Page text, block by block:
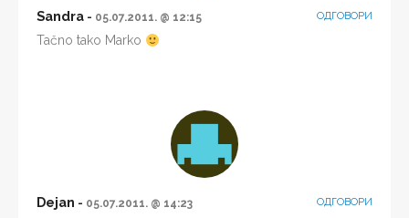
Sandra 05.07.2011. @ 12:15 ОДГОВОРИ
Tačno tako Marko
Dejan 05.07.2011. @ 14:23 ОДГОВОРИ